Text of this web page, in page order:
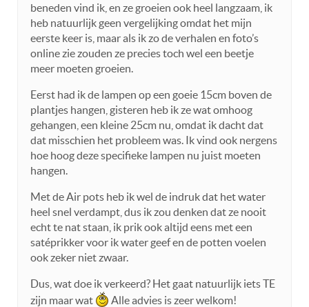
beneden vind ik, en ze groeien ook heel langzaam, ik
heb natuurlijk geen vergelijking omdat het mijn
eerste keer is, maar als ik zo de verhalen en foto’s
online zie zouden ze precies toch wel een beetje
meer moeten groeien.
Eerst had ik de lampen op een goeie 15cm boven de
plantjes hangen, gisteren heb ik ze wat omhoog
gehangen, een kleine 25cm nu, omdat ik dacht dat
dat misschien het probleem was. Ik vind ook nergens
hoe hoog deze specifieke lampen nu juist moeten
hangen.
Met de Air pots heb ik wel de indruk dat het water
heel snel verdampt, dus ik zou denken dat ze nooit
echt te nat staan, ik prik ook altijd eens met een
satéprikker voor ik water geef en de potten voelen
ook zeker niet zwaar.
Dus, wat doe ik verkeerd? Het gaat natuurlijk iets TE
zijn maar wat
Alle advies is zeer welkom!